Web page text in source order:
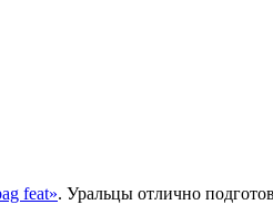
feat». Уральцы отлично